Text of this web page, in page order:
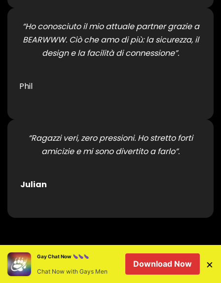
“Ho conosciuto il mio attuale partner grazie a
BEARWWW. Ciò che amo di più: la sicurezza, il
design e la facilità di connessione”.
Phil
“Ragazzi veri, zero pressioni. Ho stretto forti
amicizie e mi sono divertito a farlo”.
Julian
Gay Chat Now
Chat Now with Gays Men
Download Now ×